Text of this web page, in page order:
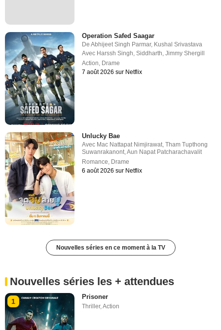
Operation Safed Saagar
DeAbhijeet Singh Parmar, Kushal Srivastava
Avec Harssh Singh,Siddharth,Jimmy Shergill
Action, Drame
7 août 2026 sur Netflix
Unlucky Bae
Avec Mac Nattapat Nimjirawat,Tham Tupthong
Suwanrakanont,Aun Napat Patcharachavalit
Romance, Drame
6 août 2026 sur Netflix
Nouvelles séries en ce moment à la TV
Nouvelles séries les + attendues
1
Prisoner
Thriller,Action